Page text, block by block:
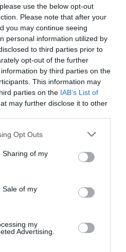
use the below opt-out
Please note that after your
you may continue seeing
personal information utilized by
to third parties prior to
opt-out of the further
by third parties on the
This information may
parties on the IAB’s List of
may further disclose it to other
app uses one or more Google
behaviour. You may click to
and its third-party tags to
purposes in below Google
Opt Outs
Sharing of my
Sale of my
my
Advertising.
,Puskás Peti,Dallos Bogi ,
Következő bejegyzés
fiatalabb férfit választ